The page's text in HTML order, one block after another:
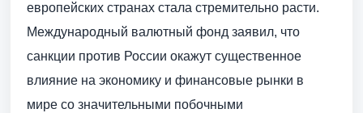
европейских странах стала стремительно расти.
Международный валютный фонд заявил, что
санкции против России окажут существенное
влияние на экономику и финансовые рынки в
мире со значительными побочными